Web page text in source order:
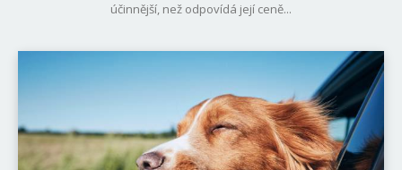
účinnější, než odpovídá její ceně...